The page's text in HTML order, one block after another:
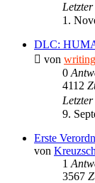
1.
DLC:
von
0
4112
9.
Erste
von
1
3567